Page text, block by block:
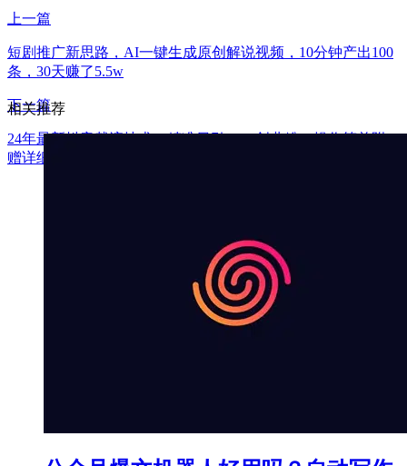
上一篇
短剧推广新思路，AI一键生成原创解说视频，10分钟产出100
条，30天赚了5.5w
下一篇
24年最新抖音截流技术，精准日引200+创业粉，操作简单附
赠详细资料
相关推荐